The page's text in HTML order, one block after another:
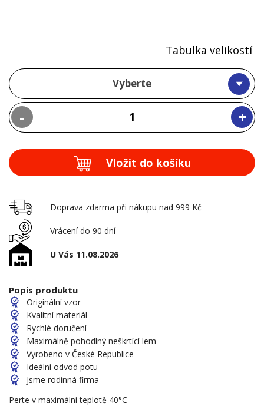
Vyberte
- +
Tabulka velikostí
Vložit do košíku
Doprava zdarma při nákupu nad 999 Kč
Vrácení do 90 dní
U Vás 11.08.2026
Popis produktu
Originální vzor
Kvalitní materiál
Rychlé doručení
Maximálně pohodlný neškrtící lem
Vyrobeno v České Republice
Ideální odvod potu
Jsme rodinná firma
Perte v maximální teplotě 40°C